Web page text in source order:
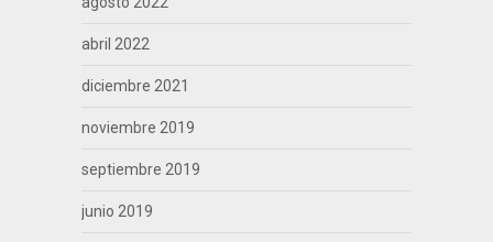
abril 2022
diciembre 2021
noviembre 2019
septiembre 2019
junio 2019